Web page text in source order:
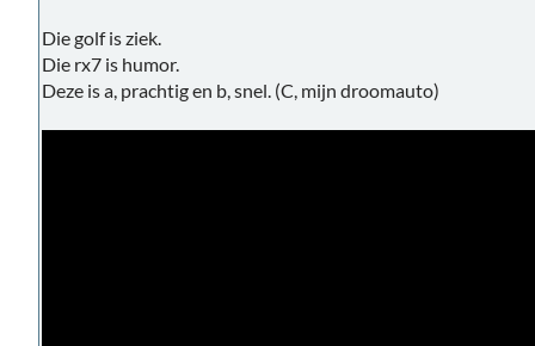
Die golf is ziek.
Die rx7 is humor.
Deze is a, prachtig en b, snel. (C, mijn droomauto)